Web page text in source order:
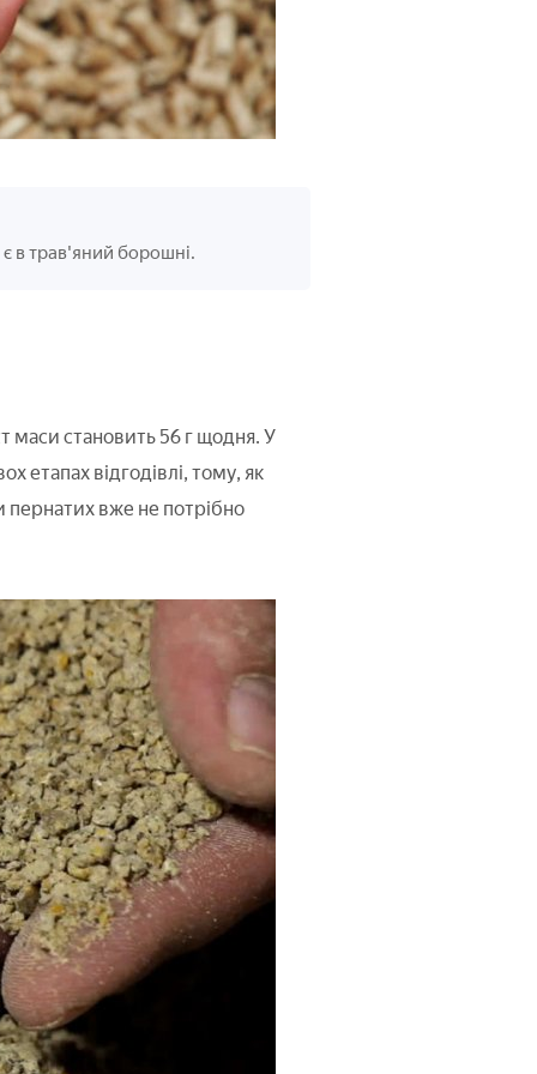
є в трав'яний борошні.
маси становить 56 г щодня. У
етапах відгодівлі, тому, як
пернатих вже не потрібно